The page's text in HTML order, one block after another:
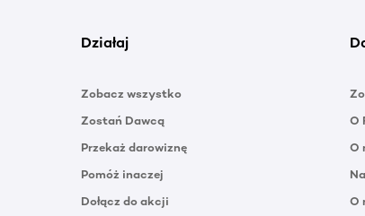
Działaj
Zobacz wszystko
Zostań Dawcą
Przekaż darowiznę
Pomóż inaczej
Dołącz do akcji
O
O
O